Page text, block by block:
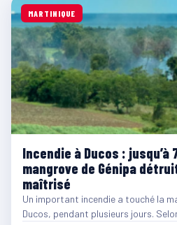
MARTINIQUE
Incendie à Ducos :
mangrove de Génipa
maîtrisé
Un important incendie a touché la
Ducos, pendant plusieurs jours.